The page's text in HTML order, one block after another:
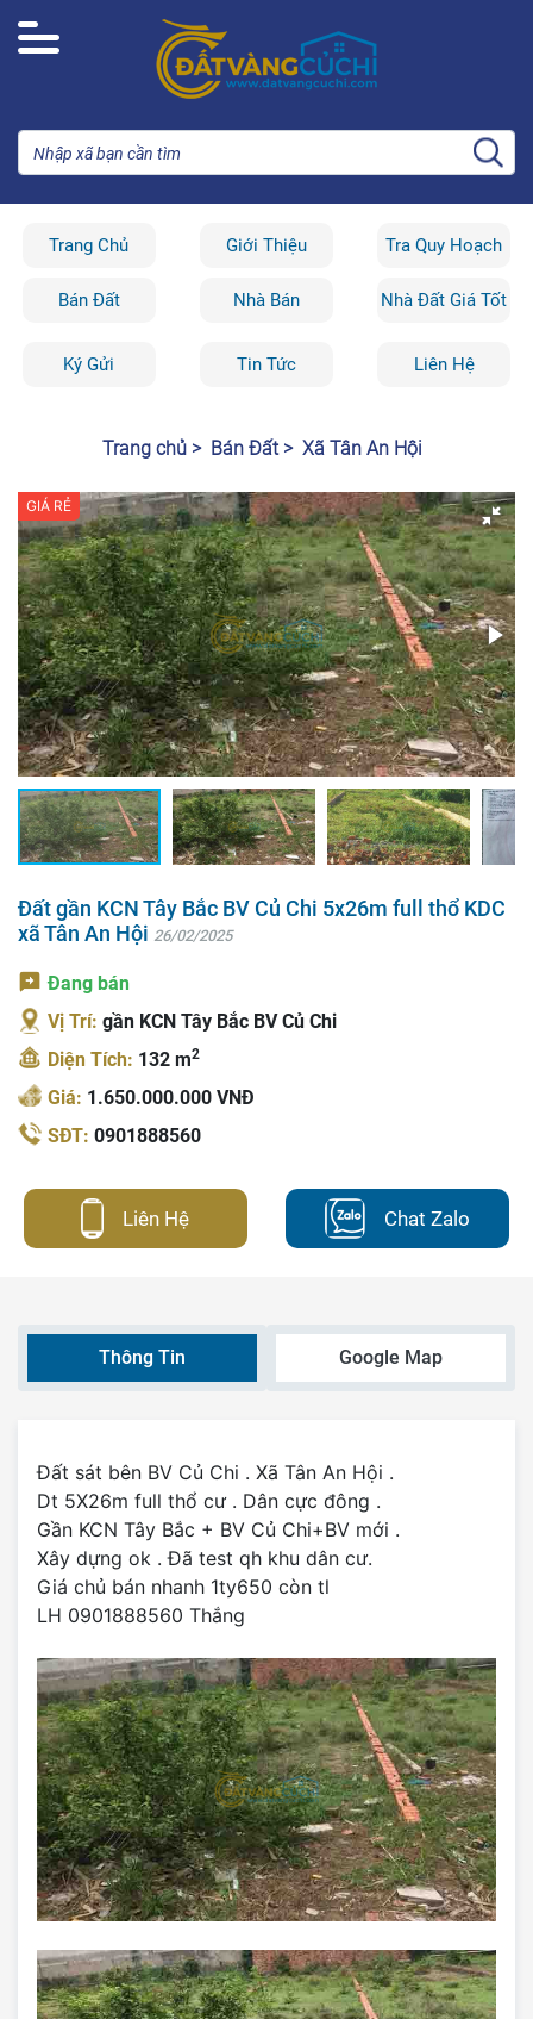
Trang Chủ Giới Thiệu Tra Quy Hoạch
Bán Đất Nhà Bán Nhà Đất Giá Tốt
Ký Gửi Tin Tức Liên Hệ
Trang chủ > Bán Đất > Xã Tân An Hội
GIÁ RẺ
Đất gần KCN Tây Bắc BV Củ Chi 5x26m full thổ KDC
xã Tân An Hội 26/02/2025
Đang bán
Vị Trí: gần KCN Tây Bắc BV Củ Chi
Diện Tích: 132 m2
Giá: 1.650.000.000 VNĐ
SĐT: 0901888560
Liên Hệ Chat Zalo
Thông Tin Google Map
Đất sát bên BV Củ Chi . Xã Tân An Hội .
Dt 5X26m full thổ cư . Dân cực đông .
Gần KCN Tây Bắc + BV Củ Chi+BV mới .
Xây dựng ok . Đã test qh khu dân cư.
Giá chủ bán nhanh 1ty650 còn tl
LH 0901888560 Thắng